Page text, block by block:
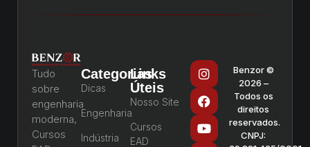
Tudo
sobre
engenharia
moderna,
Cursos
Categorias
Dicas
Engenharia
Indústria
Links
Úteis
Nosso Site
Cursos
EAD
Benzor ©
2026 –
Todos os
direitos
reservados.
CNPJ: